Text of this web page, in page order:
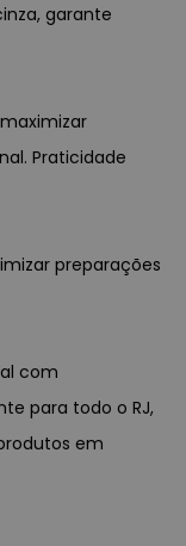
garante
Praticidade
preparações
com
para todo o RJ,
em